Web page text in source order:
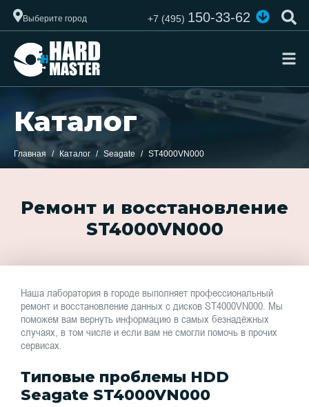
Выберите город +7 (495)150-33-62
Каталог
Главная Каталог Seagate ST4000VN000
Ремонт и восстановление
ST4000VN000
Наша лаборатория в городе выполняет профессиональный
ремонт и восстановление данных с дисков ST4000VN000. Мы
поможем вам вернуть информацию в самых безнадёжных
случаях, в том числе и если вам не смогли помочь в прочих
сервисах.
Типовые проблемы HDD
Seagate ST4000VN000